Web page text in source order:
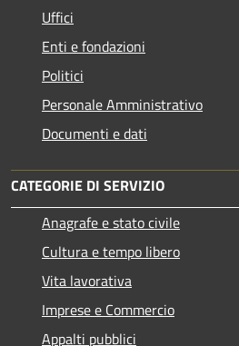
Uffici
Enti e fondazioni
Politici
Personale Amministrativo
Documenti e dati
CATEGORIE DI SERVIZIO
Anagrafe e stato civile
Cultura e tempo libero
Vita lavorativa
Imprese e Commercio
Appalti pubblici